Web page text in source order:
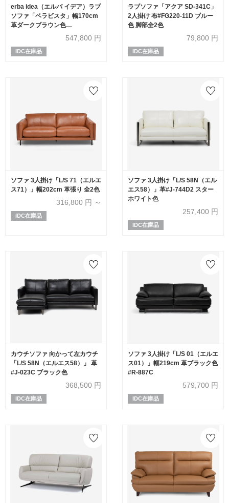
erba idea（エルバ イデア）ラブ
ソファ「ベラビスタ」幅170cm
革ダークブラウン色
547,800 円
IDC在庫品
ラブソファ「アクア SD-341C」
2人掛け 布#FG220-11D ブルー
色 脚部全2色
79,800 円
IDC在庫品
ソファ 3人掛け「L/S 71（エルエ
ス71）」幅202cm 革張り 全2色
316,800 円 ～
IDC在庫品
ソファ 3人掛け「L/S 58N（エル
エス58）」革#J-744D2 スター
ホワイト色
257,400 円
IDC在庫品
カウチソファ 向かって左カウチ
「L/S 58N（エルエス58）」 革
#J-023C ブラック色
368,500 円
IDC在庫品
ソファ 3人掛け「L/S 01（エルエ
ス01）」幅219cm 革ブラック色
#R-887C
579,700 円
IDC在庫品